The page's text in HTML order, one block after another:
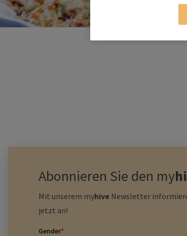
Abonnieren Sie den my
Mit unserem myhive Newsletter
jetzt an!
Gender*